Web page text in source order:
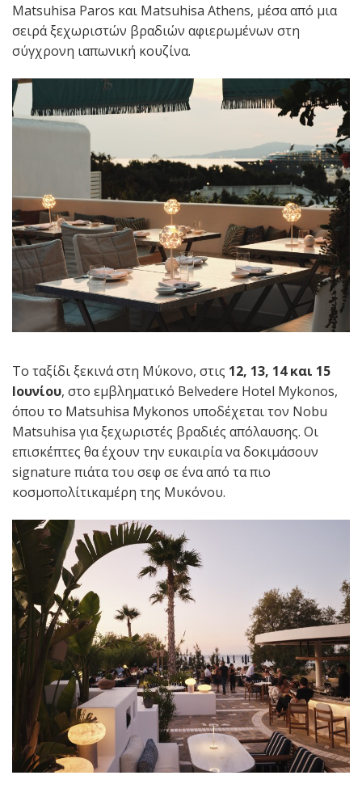
Matsuhisa Paros και Matsuhisa Athens, μέσα από μια
σειρά ξεχωριστών βραδιών αφιερωμένων στη
σύγχρονη ιαπωνική κουζίνα.
Το ταξίδι ξεκινά στη Μύκονο, στις 12, 13, 14 και 15
Ιουνίου, στο εμβληματικό Belvedere Hotel Mykonos,
όπου το Matsuhisa Mykonos υποδέχεται τον Nobu
Matsuhisa για ξεχωριστές βραδιές απόλαυσης. Οι
επισκέπτες θα έχουν την ευκαιρία να δοκιμάσουν
signature πιάτα του σεφ σε ένα από τα πιο
κοσμοπολίτικαμέρη της Μυκόνου.